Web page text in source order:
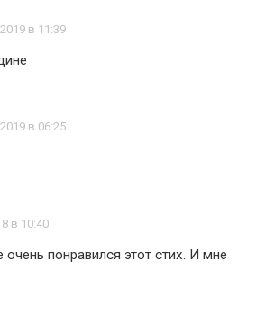
в 11:39
в 06:25
в 10:40
очень понравился этот стих. И мне